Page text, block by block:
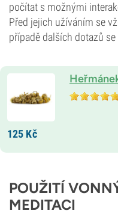
počítat s možnými
Před jejich užíváním se
případě dalších dotazů
125 Kč
POUŽITÍ
MEDITACI